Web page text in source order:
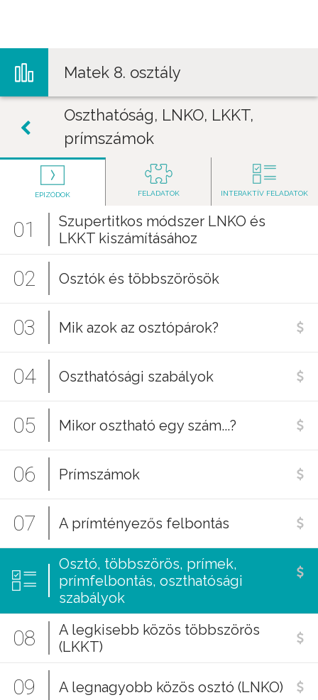
Matek 8. osztály
Oszthatóság, LNKO, LKKT,
prímszámok
EPIZÓDOK FELADATOK INTERAKTÍV FELADATOK
01
Szupertitkos módszer LNKO és
LKKT kiszámításához
02 Osztók és többszörösök
03 Mik azok az osztópárok?
04 Oszthatósági szabályok
05 Mikor osztható egy szám...?
06 Prímszámok
07 A prímtényezős felbontás
Osztó, többszörös, prímek,
prímfelbontás, oszthatósági
szabályok
08
A legkisebb közös többszörös
(LKKT)
09 A legnagyobb közös osztó (LNKO)